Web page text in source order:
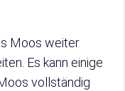
Moos weiter
Es kann einige
vollständig